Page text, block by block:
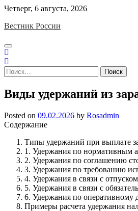
Skip
content
Четверг, 6 августа, 2026
Вестник России
Найти:
Виды удержаний из
Posted on 09.02.2026 by Rosadmin
Содержание
Типы удержаний при выплате
1. Удержания по нормативным
2. Удержания по соглашению
3. Удержания по требованию
4. Удержания в связи с отпуском
5. Удержания в связи с
6. Удержания по оперативному
Примеры расчета удержания